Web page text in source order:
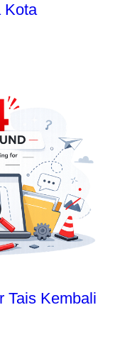
Kota
Tais Kembali